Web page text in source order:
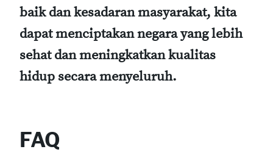
baik dan kesadaran masyarakat, kita
dapat menciptakan negara yang lebih
sehat dan meningkatkan kualitas
hidup secara menyeluruh.
FAQ